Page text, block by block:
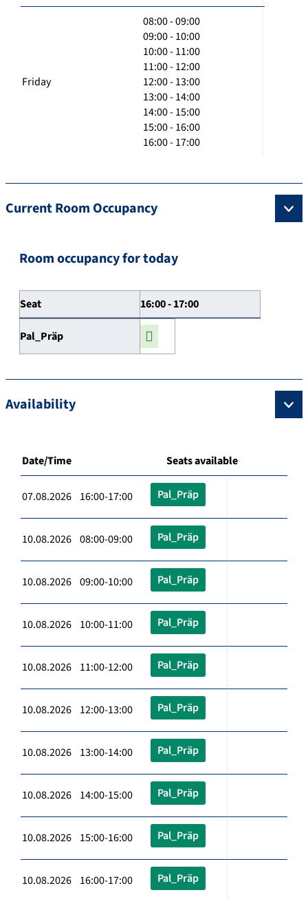
Friday
08:00 - 09:00
09:00 - 10:00
10:00 - 11:00
11:00 - 12:00
12:00 - 13:00
13:00 - 14:00
14:00 - 15:00
15:00 - 16:00
16:00 - 17:00
Current Room Occupancy
Room occupancy for today
Seat 16:00 - 17:00
Pal_Präp
Availability
Date/Time Seats available
07.08.2026 16:00-17:00 Pal_Präp
10.08.2026 08:00-09:00 Pal_Präp
10.08.2026 09:00-10:00 Pal_Präp
10.08.2026 10:00-11:00 Pal_Präp
10.08.2026 11:00-12:00 Pal_Präp
10.08.2026 12:00-13:00 Pal_Präp
10.08.2026 13:00-14:00 Pal_Präp
10.08.2026 14:00-15:00 Pal_Präp
10.08.2026 15:00-16:00 Pal_Präp
10.08.2026 16:00-17:00 Pal_Präp